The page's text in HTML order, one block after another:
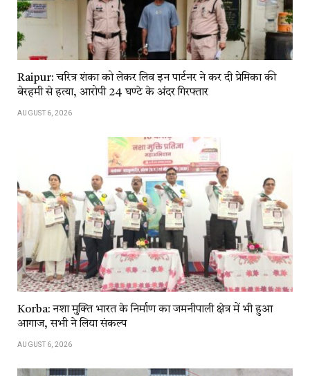
Raipur: चरित्र शंका को लेकर लिव इन पार्टनर ने कर दी प्रेमिका की
बेरहमी से हत्या, आरोपी 24 घण्टे के अंदर गिरफ्तार
AUGUST 6, 2026
Korba: नशा मुक्ति भारत के निर्माण का जमनीपाली क्षेत्र में भी हुआ
आगाज, सभी ने लिया संकल्प
AUGUST 6, 2026